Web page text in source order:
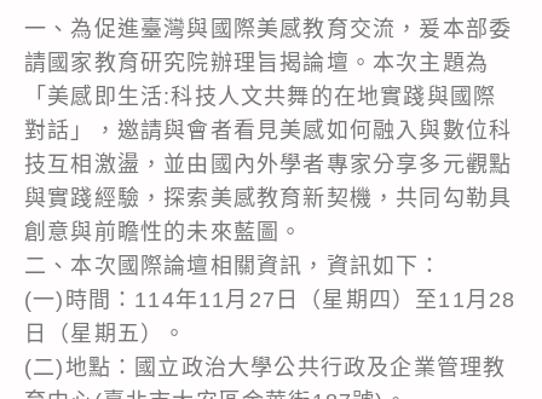
一、為促進臺灣與國際美感教育交流，爰本部委
請國家教育研究院辦理旨揭論壇。本次主題為
「美感即生活:科技人文共舞的在地實踐與國際
對話」，邀請與會者看見美感如何融入與數位科
技互相激盪，並由國內外學者專家分享多元觀點
與實踐經驗，探索美感教育新契機，共同勾勒具
創意與前瞻性的未來藍圖。
二、本次國際論壇相關資訊，資訊如下：
(一)時間：114年11月27日（星期四）至11月28
日（星期五）。
(二)地點：國立政治大學公共行政及企業管理教